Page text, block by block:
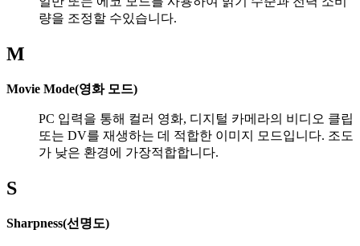
량을 조정할 수있습니다.
M
Movie Mode(영화 모드)
PC 입력을 통해 컬러 영화, 디지털 카메라의 비디오 클립
또는 DV를 재생하는 데 적합한 이미지 모드입니다. 조도
가 낮은 환경에 가장적합합니다.
S
Sharpness(선명도)